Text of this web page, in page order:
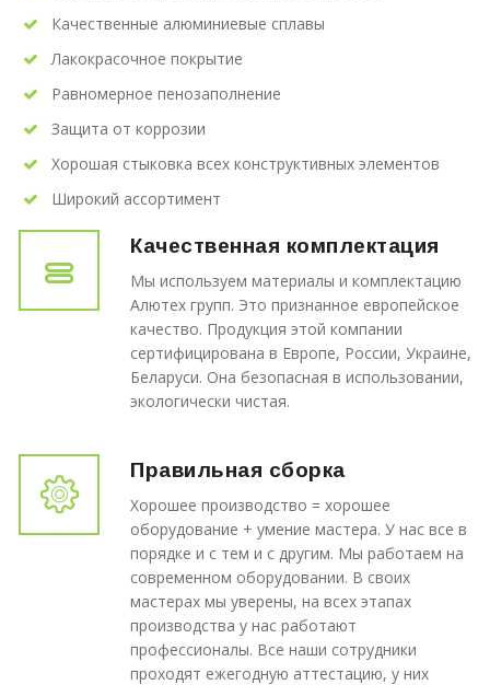
Качественные алюминиевые сплавы
Лакокрасочное покрытие
Равномерное пенозаполнение
Защита от коррозии
Хорошая стыковка всех конструктивных элементов
Широкий ассортимент
Качественная комплектация
Мы используем материалы и комплектацию
Алютех групп. Это признанное европейское
качество. Продукция этой компании
сертифицирована в Европе, России, Украине,
Беларуси. Она безопасная в использовании,
экологически чистая.
Правильная сборка
Хорошее производство = хорошее
оборудование + умение мастера. У нас все в
порядке и с тем и с другим. Мы работаем на
современном оборудовании. В своих
мастерах мы уверены, на всех этапах
производства у нас работают
профессионалы. Все наши сотрудники
проходят ежегодную аттестацию, у них